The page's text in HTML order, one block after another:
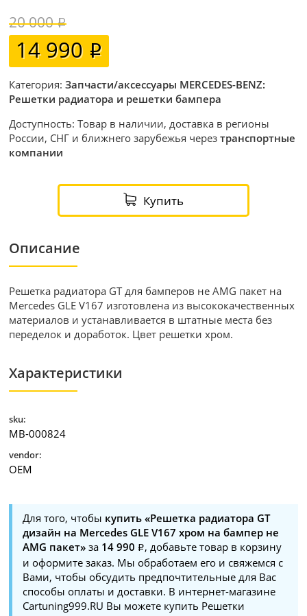
20 000
14 990
Категория:Запчасти/аксессуары MERCEDES-BENZ:
Решетки радиатора и решетки бампера
Доступность: Товар в наличии, доставка в регионы
России, СНГ и ближнего зарубежья черезтранспортные
компании
Купить
Описание
Решетка радиатора GT для бамперов не AMG пакет на
Mercedes GLE V167 изготовлена из высококачественных
материалов и устанавливается в штатные места без
переделок и доработок. Цвет решетки хром.
Характеристики
sku:
MB-000824
vendor:
OEM
Для того, чтобы купить «Решетка радиатора GT
дизайн на Mercedes GLE V167 хром на бампер не
AMG пакет» за 14 990
, добавьте товар в корзину
и оформите заказ. Мы обработаем его и свяжемся с
Вами, чтобы обсудить предпочтительные для Вас
способы оплаты и доставки. В интернет-магазине
Cartuning999.RU Вы можете купить Решетки